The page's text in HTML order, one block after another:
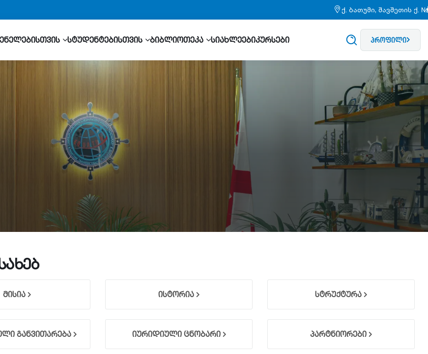
ქ. ბათუმი, შავშეთის ქ.
სტუდენტებისთვის ბიბლიოთეკა სიახლეებიკურსები პროფილი
მისია ისტორია სტრუქტურა
განვითარება იურიდიული ცნობარი პარტნიორები